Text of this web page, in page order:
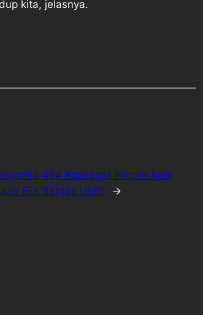
kita, jelasnya.
464 Kopasgat Pimpin Apel
Eks Satgas Unifil
→